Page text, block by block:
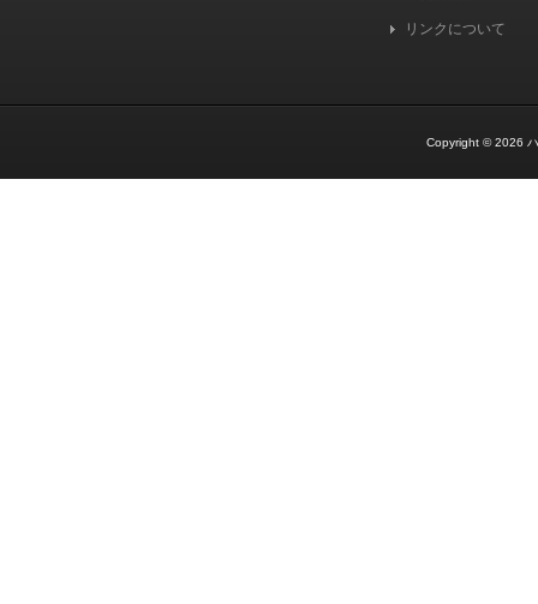
リンクについて
Copyright © 2026